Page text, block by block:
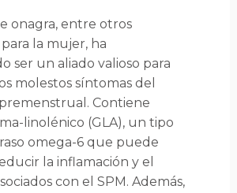
onagra, entre otros
la mujer, ha
ser un aliado valioso para
molestos síntomas del
Contiene
linolénico (GLA), un tipo
omega-6 que puede
la inflamación y el
con el SPM. Además,